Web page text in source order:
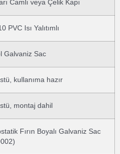
Camlı veya Çelik Kapı
PVC Isı Yalıtımlı
Galvaniz Sac
kullanıma hazır
montaj dahil
Fırın Boyalı Galvaniz Sac